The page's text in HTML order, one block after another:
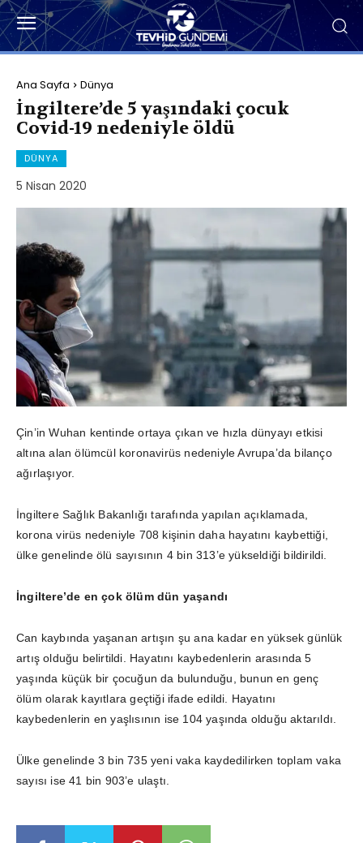
Ana Sayfa Dünya
İngiltere’de 5 yaşındaki çocuk
Covid-19 nedeniyle öldü
DÜNYA
5 Nisan 2020
Çin’in Wuhan kentinde ortaya çıkan ve hızla dünyayı etkisi
altına alan ölümcül koronavirüs nedeniyle Avrupa’da bilanço
ağırlaşıyor.
İngiltere Sağlık Bakanlığı tarafında yapılan açıklamada,
korona virüs nedeniyle 708 kişinin daha hayatını kaybettiği,
ülke genelinde ölü sayısının 4 bin 313’e yükseldiği bildirildi.
İngiltere’de en çok ölüm dün yaşandı
Can kaybında yaşanan artışın şu ana kadar en yüksek günlük
artış olduğu belirtildi. Hayatını kaybedenlerin arasında 5
yaşında küçük bir çocuğun da bulunduğu, bunun en genç
ölüm olarak kayıtlara geçtiği ifade edildi. Hayatını
kaybedenlerin en yaşlısının ise 104 yaşında olduğu aktarıldı.
Ülke genelinde 3 bin 735 yeni vaka kaydedilirken toplam vaka
sayısı ise 41 bin 903’e ulaştı.